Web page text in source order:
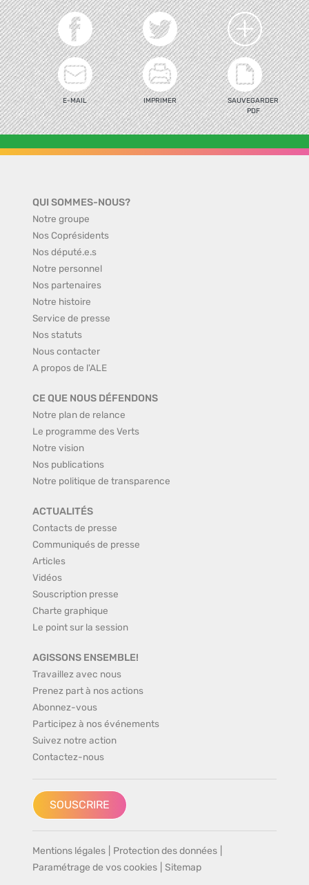
E-MAIL IMPRIMER
SAUVEGARDER
PDF
QUI SOMMES-NOUS?
Notre groupe
Nos Coprésidents
Nos député.e.s
Notre personnel
Nos partenaires
Notre histoire
Service de presse
Nos statuts
Nous contacter
A propos de l'ALE
CE QUE NOUS DÉFENDONS
Notre plan de relance
Le programme des Verts
Notre vision
Nos publications
Notre politique de transparence
ACTUALITÉS
Contacts de presse
Communiqués de presse
Articles
Vidéos
Souscription presse
Charte graphique
Le point sur la session
AGISSONS ENSEMBLE!
Travaillez avec nous
Prenez part à nos actions
Abonnez-vous
Participez à nos événements
Suivez notre action
Contactez-nous
SOUSCRIRE
Mentions légales Protection des données
Paramétrage de vos cookies
Sitemap